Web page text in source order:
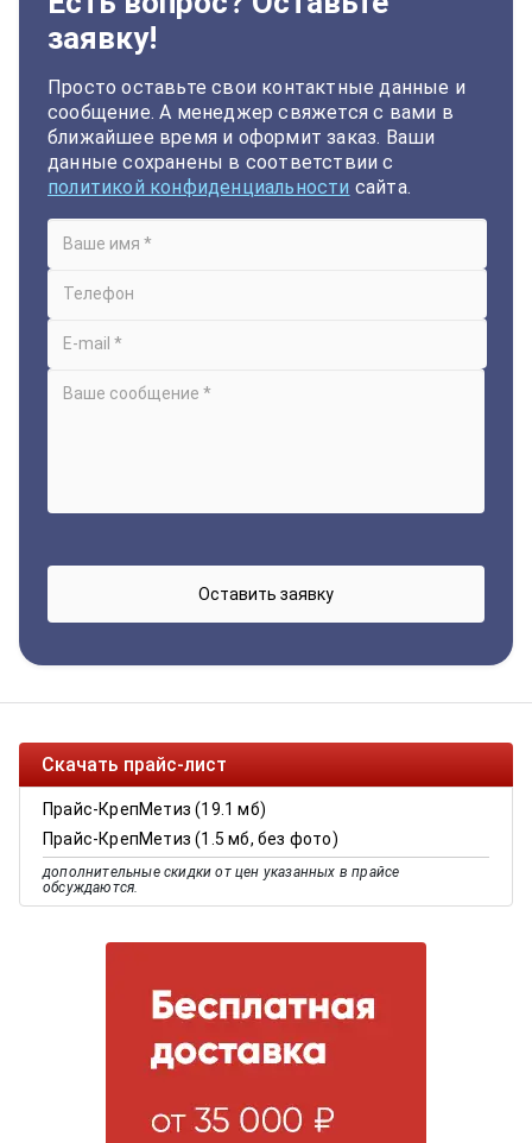
заявку!
Просто оставьте свои контактные данные и
сообщение. А менеджер свяжется с вами в
ближайшее время и оформит заказ. Ваши
данные сохранены в соответствии с
политикой конфиденциальности сайта.
Скачать прайс-лист
Прайс-КрепМетиз (19.1 мб)
Прайс-КрепМетиз (1.5 мб, без фото)
дополнительные скидки от цен указанных в прайсе
обсуждаются.